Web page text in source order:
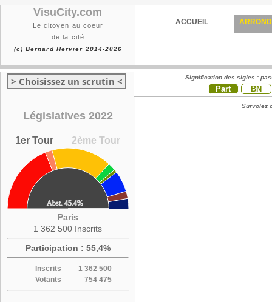
VisuCity.com
Le citoyen au coeur
de la cité
(c) Bernard Hervier 2014-2026
ACCUEIL
> Choisissez un scrutin <
Législatives 2022
1er Tour 2ème Tour
Paris
1 362 500 Inscrits
Participation : 55,4%
Inscrits
1 362 500
Votants
754 475
Signification des sigles :
Part BN
Survolez